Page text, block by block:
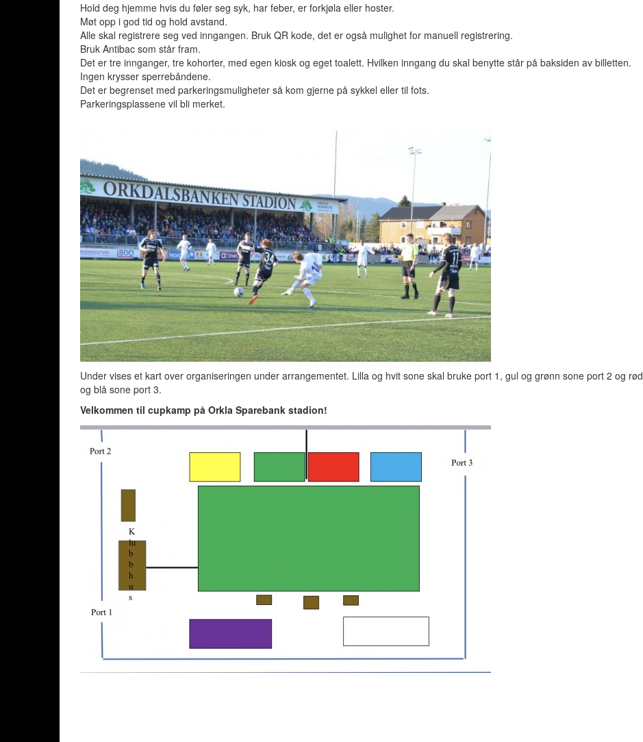
Hold deg hjemme hvis du føler seg syk, har feber, er forkjøla eller hoster.
Møt opp i god tid og hold avstand.
Alle skal registrere seg ved inngangen. Bruk QR kode, det er også mulighet for manuell registrering.
Bruk Antibac som står fram.
Det er tre innganger, tre kohorter, med egen kiosk og eget toalett. Hvilken inngang du skal benytte står på baksiden av billetten.
Ingen krysser sperrebåndene.
Det er begrenset med parkeringsmuligheter så kom gjerne på sykkel eller til fots.
Parkeringsplassene vil bli merket.
Under vises et kart over organiseringen under arrangementet. Lilla og hvit sone skal bruke port 1, gul og grønn sone port 2 og rød
og blå sone port 3.
Velkommen til cupkamp på Orkla Sparebank stadion!